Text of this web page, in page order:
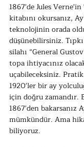
1867'de Jules
kitabını okursanız,
teknolojinin orada
düşünebilirsiniz.
silahı “General
topa ihtiyacınız
uçabileceksiniz.
1920'ler bir ay
için doğru zamandır.
1867'den bakarsanız
mümkündür. Ama
biliyoruz.